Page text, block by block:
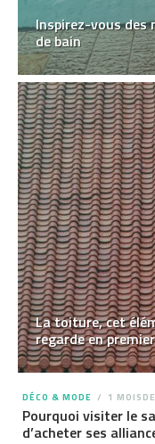
Inspirez-vous des
de bain
La toiture, cet
regarde en premier
DÉCO & MODE 1
Pourquoi visiter le
d’acheter ses